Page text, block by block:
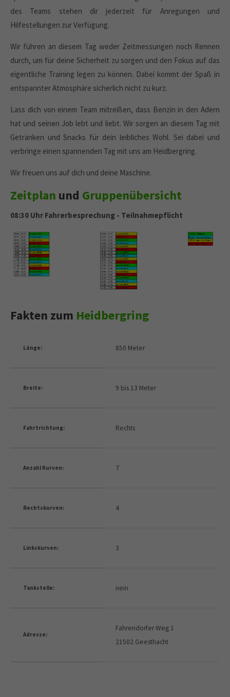
des Teams stehen dir jederzeit für Anregungen und
Hilfestellungen zur Verfügung.
Wir führen an diesem Tag weder Zeitmessungen noch Rennen
durch, um für deine Sicherheit zu sorgen und den Fokus auf das
eigentliche Training legen zu können. Dabei kommt der Spaß in
entspannter Atmosphäre sicherlich nicht zu kurz.
Lass dich von einem Team mitreißen, dass Benzin in den Adern
hat und seinen Job lebt und liebt. Wir sorgen an diesem Tag mit
Getränken und Snacks für dein leibliches Wohl. Sei dabei und
verbringe einen spannenden Tag mit uns am Heidbergring.
Wir freuen uns auf dich und deine Maschine.
Zeitplan und Gruppenübersicht
08:30 Uhr Fahrerbesprechung - Teilnahmepflicht
Fakten zum Heidbergring
Länge: 850 Meter
Breite: 9 bis 13 Meter
Fahrtrichtung: Rechts
Anzahl Kurven: 7
Rechtskurven: 4
Linkskurven: 3
Tankstelle: nein
Adresse:
Fahrendorfer Weg 1
21502 Geesthacht